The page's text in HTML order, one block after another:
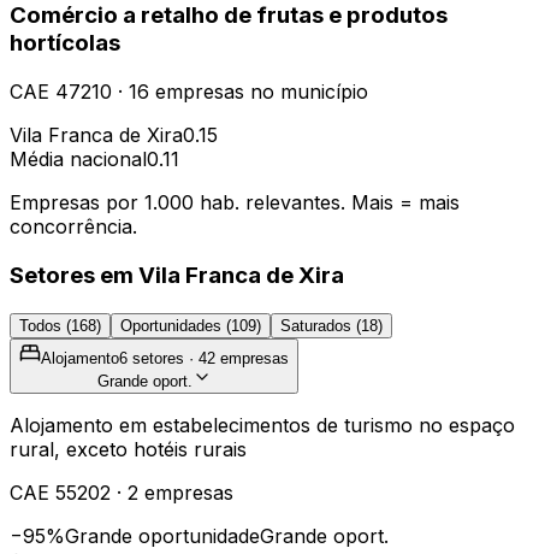
Comércio a retalho de frutas e produtos
hortícolas
CAE 47210 · 16 empresas no município
Vila Franca de Xira0.15
Média nacional0.11
Empresas por 1.000 hab. relevantes. Mais = mais
concorrência.
Setores em Vila Franca de Xira
Todos (168) Oportunidades (109) Saturados (18)
Alojamento6 setores · 42 empresas
Grande oport.
Alojamento em estabelecimentos de turismo no espaço
rural, exceto hotéis rurais
CAE 55202 · 2 empresas
−95%Grande oportunidadeGrande oport.